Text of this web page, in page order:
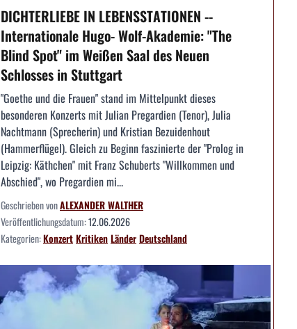
DICHTERLIEBE IN LEBENSSTATIONEN --
Internationale Hugo- Wolf-Akademie: "The
Blind Spot" im Weißen Saal des Neuen
Schlosses in Stuttgart
"Goethe und die Frauen" stand im Mittelpunkt dieses
besonderen Konzerts mit Julian Pregardien (Tenor), Julia
Nachtmann (Sprecherin) und Kristian Bezuidenhout
(Hammerflügel). Gleich zu Beginn faszinierte der "Prolog in
Leipzig: Käthchen" mit Franz Schuberts "Willkommen und
Abschied", wo Pregardien mi...
Geschrieben vonALEXANDER WALTHER
Veröffentlichungsdatum:12.06.2026
Kategorien:KonzertKritikenLänderDeutschland